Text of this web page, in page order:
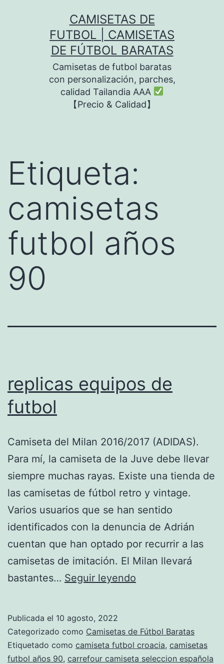
CAMISETAS DE
FUTBOL | CAMISETAS
DE FÚTBOL BARATAS
Camisetas de futbol baratas
con personalización, parches,
calidad Tailandia AAA
【Precio & Calidad】
Etiqueta:
camisetas
futbol años
90
replicas equipos de
futbol
Camiseta del Milan 2016/2017 (ADIDAS).
Para mí, la camiseta de la Juve debe llevar
siempre muchas rayas. Existe una tienda de
las camisetas de fútbol retro y vintage.
Varios usuarios que se han sentido
identificados con la denuncia de Adrián
cuentan que han optado por recurrir a las
camisetas de imitación. El Milan llevará
bastantes… Seguir leyendo
futbol
Publicada el 10 agosto, 2022
Categorizado como Camisetas de Fútbol Baratas
Etiquetado como camiseta futbol croacia, camisetas
futbol años 90, carrefour camiseta seleccion española